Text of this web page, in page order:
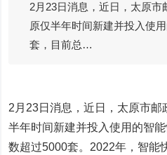
2月23日消息，近日，太原市
原仅半年时间新建并投入使
套，目前总…
2月23日消息，近日，太原市邮
半年时间新建并投入使用的智
数超过5000套。2022年，智能